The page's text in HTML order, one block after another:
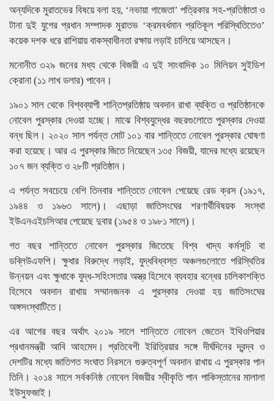
অন্যদিকে মুরাতভের বিষয়ে বলা হয়, ‘নভায়া গাজেতা’ পত্রিকার সহ-প্রতিষ্ঠাতা ও
টানা দুই যুগের প্রধান সম্পাদক মুরাতভ ‘ক্রমবর্ধমান প্রতিকূল পরিস্থিতিতেও’
কয়েক দশক ধরে রাশিয়ায় বাকস্বাধীনতা রক্ষায় লড়াই চালিয়ে আসছেন।
মনোনীত ৩২৯ জনের মধ্য থেকে বিজয়ী এ দুই সাংবাদিক ১০ মিলিয়ন সুইডিশ
ক্রোনা (১১ লাখ ডলার) পাবেন।
১৯০১ সাল থেকে বিশ্বব্যাপী শান্তিপ্রতিষ্ঠায় অবদান রাখা ব্যক্তি ও প্রতিষ্ঠানকে
নোবেল পুরস্কার দেওয়া হচ্ছে। মাঝে বিশ্বযুদ্ধের বছরগুলোতে পুরস্কার দেওয়া
বন্ধ ছিল। ২০২০ সাল পর্যন্ত মোট ১০১ বার শান্তিতে নোবেল পুরস্কার ঘোষণা
করা হয়েছে। আর এ পুরস্কার জিতে নিয়েছেন ১৩৫ বিজয়ী, যাদের মধ্যে রয়েছেন
১০৭ জন ব্যক্তি ও ২৮টি প্রতিষ্ঠান।
এ পর্যন্ত সবচেয়ে বেশি তিনবার শান্তিতে নোবেল পেয়েছে রেড ক্রস (১৯১৭,
১৯৪৪ ও ১৯৬৩ সালে)। এছাড়া জাতিসংঘের শরণার্থীবিষয়ক সংস্থা
ইউএনএইচসিআর পেয়েছে দুবার (১৯৫৪ ও ১৯৮১ সালে)।
গত বছর শান্তিতে নোবেল পুরস্কার জিতেছে বিশ্ব খাদ্য কর্মসূচি বা
ডব্লিউএফপি। ক্ষুধার বিরুদ্ধে লড়াই, যুদ্ধবিধ্বস্ত অঞ্চলগুলোতে পরিস্থিতির
উন্নয়ন এবং ক্ষুধাকে যুদ্ধ-সহিংসতার অস্ত্র হিসেবে ব্যবহার বন্ধের চালিকাশক্তি
হিসেবে অবদান রাখায় সম্মানজনক এ পুরস্কার দেওয়া হয় জাতিসংঘের
অঙ্গসংস্থাটিতে।
এর আগের বছর অর্থাৎ ২০১৯ সালে শান্তিতে নোবেল জেতেন ইথিওপিয়ার
প্রধানমন্ত্রী আবি আহমেদ। প্রতিবেশী ইরিত্রিয়ার সঙ্গে দীর্ঘদিনের দ্বন্দ্ব ও
দেশটির মধ্যে জাতিগত সংঘাত নিরসনে গুরুত্বপূর্ণ অবদান রাখায় এ পুরস্কার পান
তিনি। ২০১৪ সালে সর্বকনিষ্ঠ নোবেল বিজয়ীর স্বীকৃতি পান পাকিস্তানের মালালা
ইউসুফজাই।